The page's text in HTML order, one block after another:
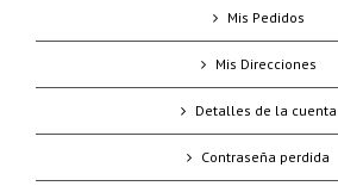
Mis Pedidos
Mis Direcciones
Detalles de la cuenta
Contraseña perdida